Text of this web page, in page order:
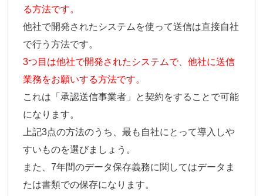
る方法です。
他社で開発されたシステムを使って送信は直接自社
で行う方法です。
3つ目は他社で開発されたシステムで、他社に送信
業務をお願いする方法です。
これは「承認送信事業者」と契約をすることで可能
になります。
上記3点の方法のうち、最も自社にとって導入しや
すいものを選びましょう。
また、7年間のデータ保存義務に関してはデータま
たは書類での保存になります。